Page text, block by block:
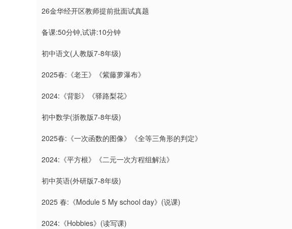
26金华经开区教师提前批面试真题
备课:50分钟,试讲:10分钟
初中语文(人教版7-8年级)
2025春:《老王》《紫藤萝瀑布》
2024:《背影》《驿路梨花》
初中数学(浙教版7-8年级)
2025春:《一次函数的图像》《全等三角形的判定》
2024:《平方根》《二元一次方程组解法》
初中英语(外研版7-8年级)
2025 春:《Module 5 My school day》(说课)
2024:《Hobbies》(读写课)